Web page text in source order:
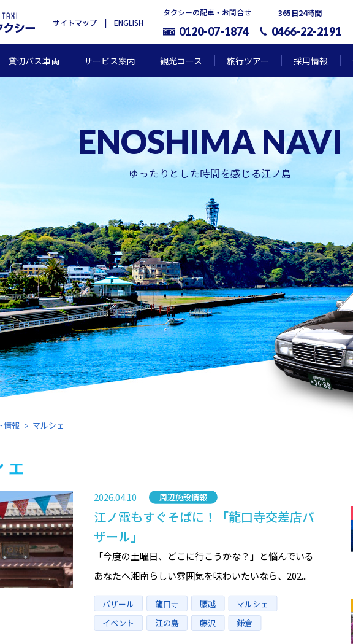
サイトマップ ENGLISH
365日24時間
タクシーの配車・お問合せ
0120-07-1874 0466-22-2191
貸切バス車両 サービス案内 観光コース 旅行ツアー 採用情報
ゆったりとした時間を感じる江ノ島
情報 マルシェ
江ノ電もすぐそばに！「龍口寺交差店バ
ザール」
2026.04.10
「今度の土曜日、どこに行こうかな？」と悩んでいる
あなたへ湘南らしい雰囲気を味わいたいなら、202...
カテゴリー
周辺施設情報
タグ
バザール 龍口寺 腰越 マルシェ
イベント 江の島 藤沢 鎌倉